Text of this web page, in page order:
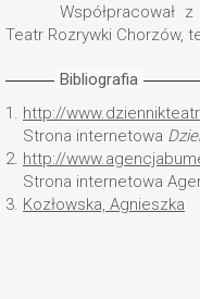
Współpracował
Teatr Rozrywki Chorzów,
Bibliografia
1. http://
Strona internetowa
2. http://
Strona internetowa
3. Kozłowska, Agnieszka